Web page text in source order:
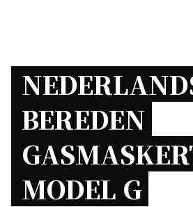
BEREDEN
MODEL G